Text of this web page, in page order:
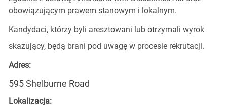
obowiązującym prawem stanowym i lokalnym.
Kandydaci, którzy byli aresztowani lub otrzymali wyrok
skazujący, będą brani pod uwagę w procesie rekrutacji.
Adres:
595 Shelburne Road
Lokalizacja: